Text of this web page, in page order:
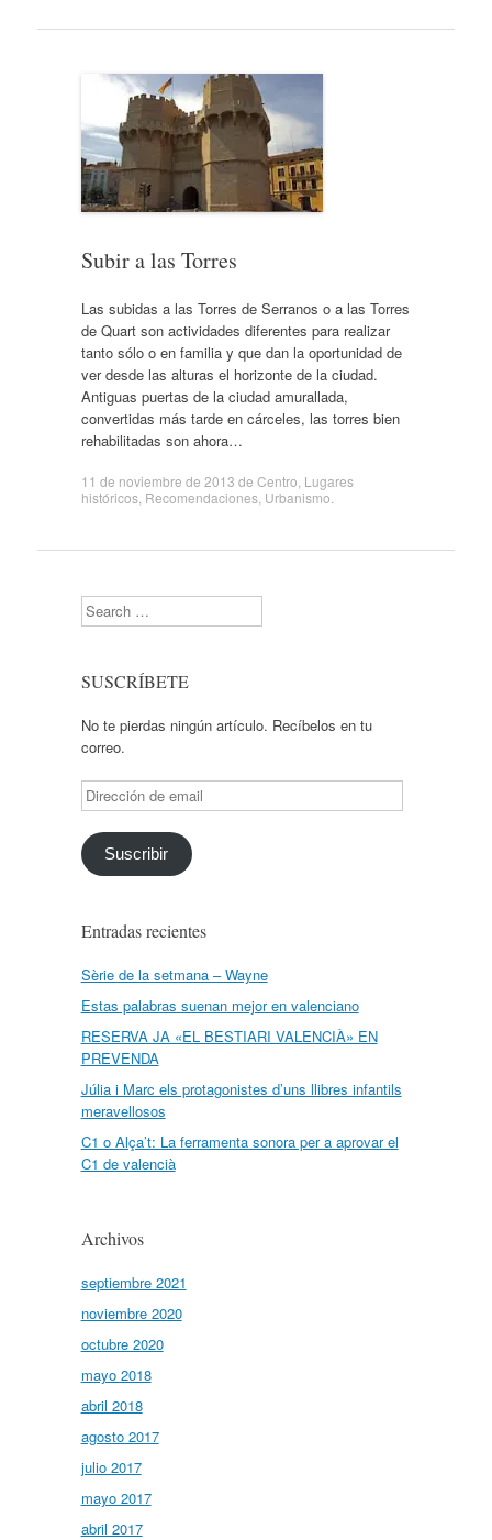
Subir a las Torres
Las subidas a las Torres de Serranos o a las Torres
de Quart son actividades diferentes para realizar
tanto sólo o en familia y que dan la oportunidad de
ver desde las alturas el horizonte de la ciudad.
Antiguas puertas de la ciudad amurallada,
convertidas más tarde en cárceles, las torres bien
rehabilitadas son ahora…
11 de noviembre de 2013 de Centro Lugares
históricos, Recomendaciones, Urbanismo
Search
SUSCRÍBETE
No te pierdas ningún artículo. Recíbelos en tu
correo.
Dirección
de
email
Suscribir
Entradas recientes
Sèrie de la setmana – Wayne
Estas palabras suenan mejor en valenciano
RESERVA JA «EL BESTIARI VALENCIÀ» EN
PREVENDA
Júlia i Marc els protagonistes d’uns llibres infantils
meravellosos
C1 o Alça’t: La ferramenta sonora per a aprovar el
C1 de valencià
Archivos
septiembre 2021
noviembre 2020
octubre 2020
mayo 2018
abril 2018
agosto 2017
julio 2017
mayo 2017
abril 2017